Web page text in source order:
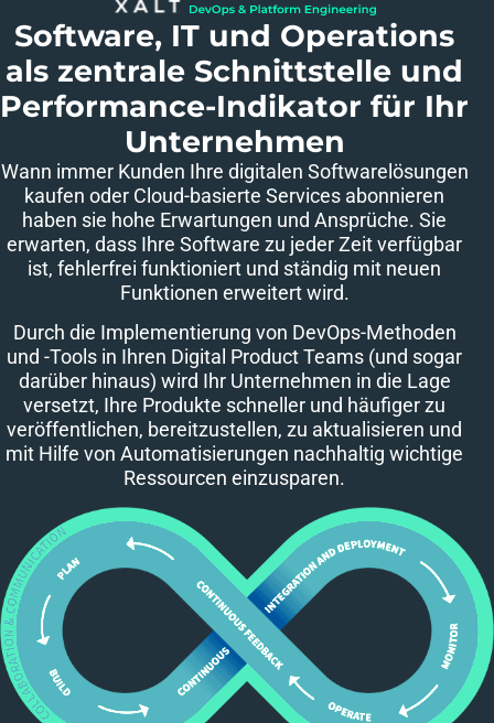
Software, IT und Operations
als zentrale Schnittstelle und
Performance-Indikator für Ihr
Unternehmen​
Wann immer Kunden Ihre digitalen Softwarelösungen
kaufen oder Cloud-basierte Services abonnieren
haben sie hohe Erwartungen und Ansprüche. Sie
erwarten, dass Ihre Software zu jeder Zeit verfügbar
ist, fehlerfrei funktioniert und ständig mit neuen
Funktionen erweitert wird.
Durch die Implementierung von DevOps-Methoden
und -Tools in Ihren Digital Product Teams (und sogar
darüber hinaus) wird Ihr Unternehmen in die Lage
versetzt, Ihre Produkte schneller und häufiger zu
veröffentlichen, bereitzustellen, zu aktualisieren und
mit Hilfe von Automatisierungen nachhaltig wichtige
Ressourcen einzusparen.